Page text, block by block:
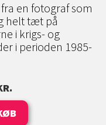
en fotograf som
helt tæt på
i krigs- og
i perioden 1985-